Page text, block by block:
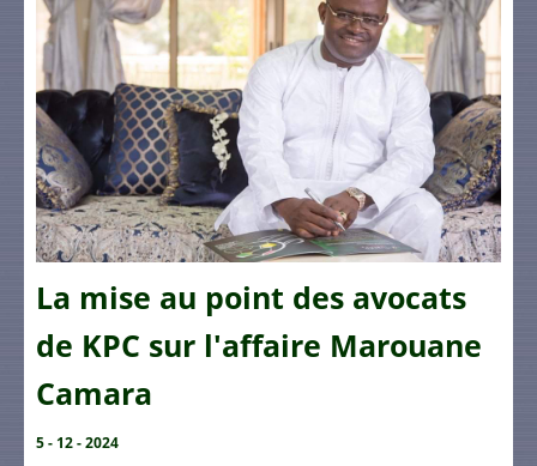
La mise au point des avocats
de KPC sur l'affaire Marouane
Camara
5 - 12 - 2024